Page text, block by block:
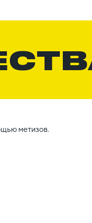
метизов.